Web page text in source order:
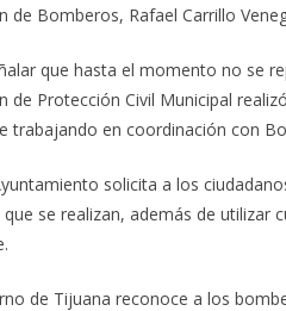
de Bomberos, Rafael Carrillo
que hasta el momento no se
de Protección Civil Municipal
trabajando en coordinación con
solicita a los
se realizan, además de utilizar
de Tijuana reconoce a los